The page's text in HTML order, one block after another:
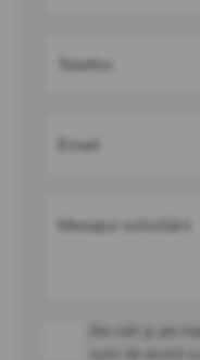
Telefon
Email
Mesajul solicitării
Am citit și am
sunt de acord